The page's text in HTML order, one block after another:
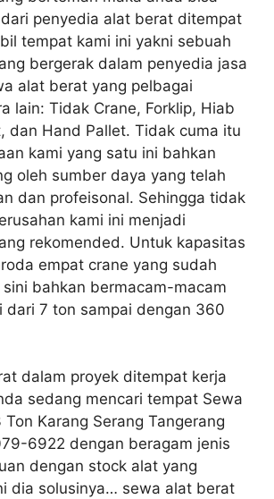
penyedia alat berat ditempat
tempat kami ini yakni sebuah
bergerak dalam penyedia jasa
alat berat yang pelbagai
lain: Tidak Crane, Forklip, Hiab
dan Hand Pallet. Tidak cuma itu
kami yang satu ini bahkan
oleh sumber daya yang telah
dan profeisonal. Sehingga tidak
kami ini menjadi
rekomended. Untuk kapasitas
empat crane yang sudah
bahkan bermacam-macam
dari 7 ton sampai dengan 360
dalam proyek ditempat kerja
sedang mencari tempat Sewa
Karang Serang Tangerang
6922 dengan beragam jenis
dengan stock alat yang
dia solusinya… sewa alat berat